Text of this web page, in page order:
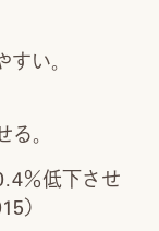
い。
る。
％低下させ
）